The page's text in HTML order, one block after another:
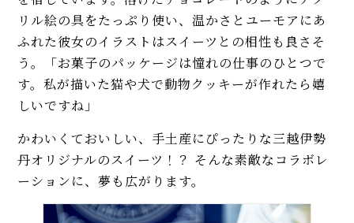
リル絵の具をたっぷり使い、温かさとユーモアにあ
ふれた彼女のイラストはスイーツとの相性も良さそ
う。「お菓子のパッケージは憧れの仕事のひとつで
す。私が描いた猫や犬で動物クッキーが作れたら嬉
しいですね」
かわいくておいしい、手土産にぴったりな三越伊勢
丹オリジナルのスイーツ！？ そんな素敵なコラボレ
ーションに、夢も広がります。